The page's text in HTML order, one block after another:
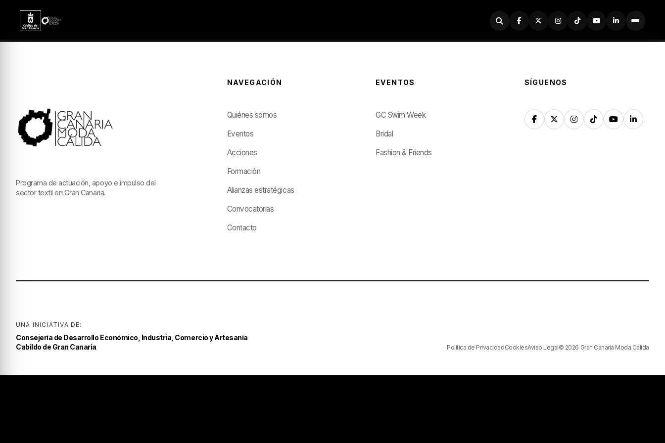
Buscador
Programa de actuación, apoyo e impulso del
sector textil en Gran Canaria.
NAVEGACIÓN
Quiénes somos
Eventos
Acciones
Formación
Alianzas estratégicas
Convocatorias
Contacto
EVENTOS
GC Swim Week
Bridal
Fashion & Friends
SÍGUENOS
UNA INICIATIVA DE:
Consejería de Desarrollo Económico, Industria, Comercio y Artesanía
Cabildo de Gran Canaria
Política de PrivacidadCookiesAviso Legal© 2026 Gran Canaria Moda Cálida